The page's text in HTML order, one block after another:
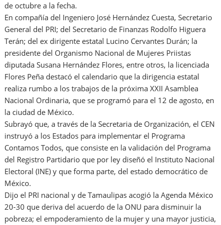
de octubre a la fecha.
En compañía del Ingeniero José Hernández Cuesta, Secretario
General del PRI; del Secretario de Finanzas Rodolfo Higuera
Terán; del ex dirigente estatal Lucino Cervantes Durán; la
presidente del Organismo Nacional de Mujeres Priistas
diputada Susana Hernández Flores, entre otros, la licenciada
Flores Peña destacó el calendario que la dirigencia estatal
realiza rumbo a los trabajos de la próxima XXII Asamblea
Nacional Ordinaria, que se programó para el 12 de agosto, en
la ciudad de México.
Subrayó que, a través de la Secretaria de Organización, el CEN
instruyó a los Estados para implementar el Programa
Contamos Todos, que consiste en la validación del Programa
del Registro Partidario que por ley diseñó el Instituto Nacional
Electoral (INE) y que forma parte, del estado democrático de
México.
Dijo el PRI nacional y de Tamaulipas acogió la Agenda México
20-30 que deriva del acuerdo de la ONU para disminuir la
pobreza; el empoderamiento de la mujer y una mayor justicia,